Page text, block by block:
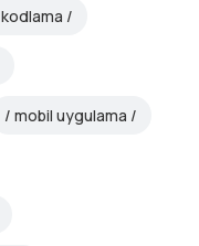
kodlama
mobil uygulama